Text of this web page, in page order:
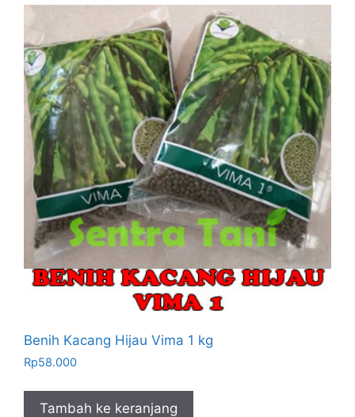
Benih Kacang Hijau Vima 1 kg
Rp58.000
Tambah ke keranjang